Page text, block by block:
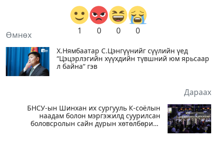
1 0 0 0
Өмнөх
Х.Нямбаатар С.Цэнгүүнийг сүүлийн үед
“Цэцэрлэгийн хүүхдийн түвшний юм ярьсаар
л байна“ гэв
Дараах
БНСУ-ын Шинхан их сургууль К-соёлын
наадам болон мэргэжилд суурилсан
боловсролын сайн дурын хөтөлбөрийг